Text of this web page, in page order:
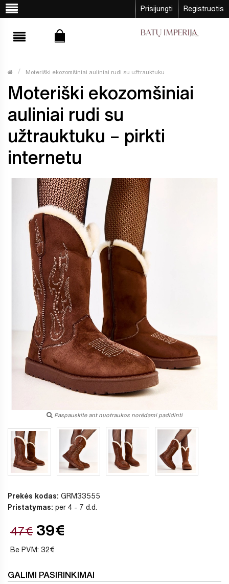
Prisijungti Registruotis
Moteriški ekozomšiniai auliniai rudi su užtrauktuku
Moteriški ekozomšiniai
auliniai rudi su
užtrauktuku – pirkti
internetu
Paspauskite ant nuotraukos norėdami padidinti
Prekės kodas: GRM33555
Pristatymas: per 4 - 7 d.d.
47€ 39€
Be PVM: 32€
GALIMI PASIRINKIMAI